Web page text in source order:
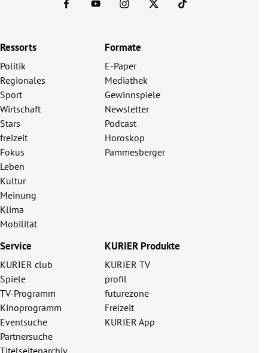
Ressorts
Politik
Regionales
Sport
Wirtschaft
Stars
freizeit
Fokus
Leben
Kultur
Meinung
Klima
Mobilität
Formate
E-Paper
Mediathek
Gewinnspiele
Newsletter
Podcast
Horoskop
Pammesberger
Service
KURIER club
Spiele
TV-Programm
Kinoprogramm
Eventsuche
Partnersuche
Titelseitenarchiv
KURIER Produkte
KURIER TV
profil
futurezone
Freizeit
KURIER App